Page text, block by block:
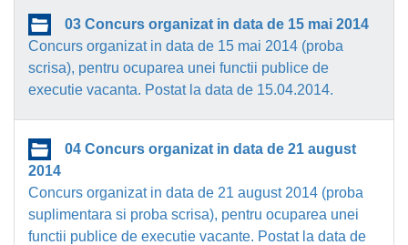
03 Concurs organizat in data de 15 mai 2014
Concurs organizat in data de 15 mai 2014 (proba
scrisa), pentru ocuparea unei functii publice de
executie vacanta. Postat la data de 15.04.2014.
04 Concurs organizat in data de 21 august
2014
Concurs organizat in data de 21 august 2014 (proba
suplimentara si proba scrisa), pentru ocuparea unei
functii publice de executie vacante. Postat la data de